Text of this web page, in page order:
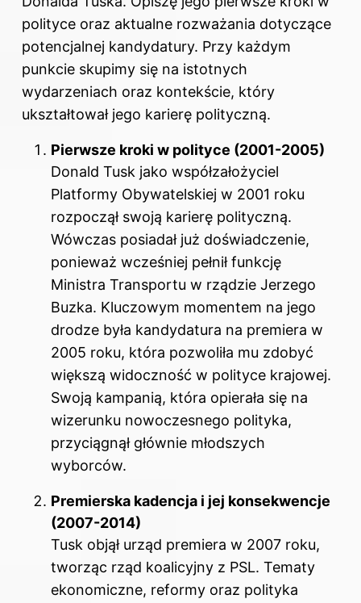
polityce oraz aktualne rozważania dotyczące
potencjalnej kandydatury. Przy każdym
punkcie skupimy się na istotnych
wydarzeniach oraz kontekście, który
ukształtował jego karierę polityczną.
Pierwsze kroki w polityce (2001-2005)
Donald Tusk jako współzałożyciel
Platformy Obywatelskiej w 2001 roku
rozpoczął swoją karierę polityczną.
Wówczas posiadał już doświadczenie,
ponieważ wcześniej pełnił funkcję
Ministra Transportu w rządzie Jerzego
Buzka. Kluczowym momentem na jego
drodze była kandydatura na premiera w
2005 roku, która pozwoliła mu zdobyć
większą widoczność w polityce krajowej.
Swoją kampanią, która opierała się na
wizerunku nowoczesnego polityka,
przyciągnął głównie młodszych
wyborców.
Premierska kadencja i jej konsekwencje
(2007-2014)
Tusk objął urząd premiera w 2007 roku,
tworząc rząd koalicyjny z PSL. Tematy
ekonomiczne, reformy oraz polityka